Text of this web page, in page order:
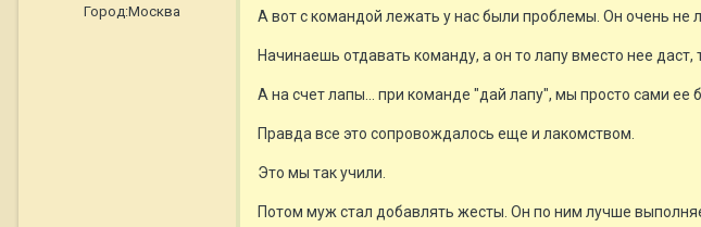
Город:Москва А вот с командой лежать у нас были проблемы. Он очень не
Начинаешь отдавать команду, а он то лапу вместо нее
А на счет лапы... при команде "дай лапу", мы просто сами ее
Правда все это сопровождалось еще и лакомством.
Это мы так учили.
Потом муж стал добавлять жесты. Он по ним лучше